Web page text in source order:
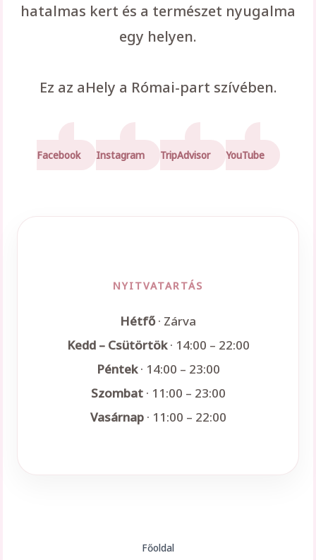
hatalmas kert és a természet nyugalma
egy helyen.
Ez az aHely a Római-part szívében.
Facebook Instagram TripAdvisor YouTube
NYITVATARTÁS
Hétfő· Zárva
Kedd – Csütörtök· 14:00 – 22:00
Péntek· 14:00 – 23:00
Szombat· 11:00 – 23:00
Vasárnap· 11:00 – 22:00
Főoldal